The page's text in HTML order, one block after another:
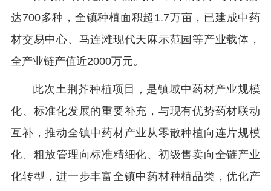
达700多种，全镇种植面积超1.7万亩，已建成中药
材交易中心、马连滩现代天麻示范园等产业载体，
全产业链产值近2000万元。
此次土荆芥种植项目，是镇域中药材产业规模
化、标准化发展的重要补充，与现有优势药材联动
互补，推动全镇中药材产业从零散种植向连片规模
化、粗放管理向标准精细化、初级售卖向全链产业
化转型，进一步丰富全镇中药材种植品类，优化产